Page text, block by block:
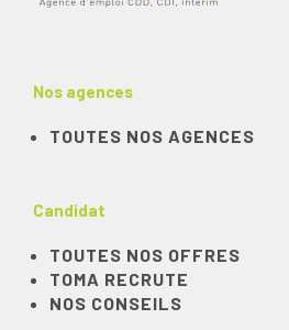
Nos agences
TOUTES NOS AGENCES
Candidat
TOUTES NOS OFFRES
TOMA RECRUTE
NOS CONSEILS